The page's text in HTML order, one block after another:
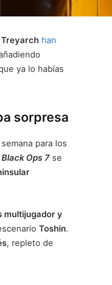
Treyarch han
ya lo habías
sorpresa
para los
Ops 7 se
multijugador y
Toshin.
, repleto de